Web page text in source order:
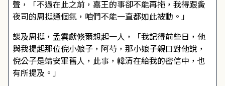
聲，「不過在此之前，嘉王的事卻不能再拖，我得跟夤
夜司的周挺通個氣，咱們不能一直都如此被動。」
談及周挺，孟雲獻倏爾想起一人，「我記得前些日，他
與我提起那位倪小娘子，阿芍，那小娘子親口對他說，
倪公子是靖安軍舊人，此事，韓清在給我的密信中，也
有所提及。」